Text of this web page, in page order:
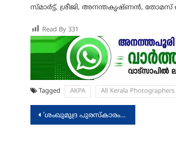
സ്മാർട്ട്, ശ്രീജി, അനന്തകൃഷ്ണൻ, തോമസ്
Read By 331
Tagged AKPA All Kerala Photographers
Post
‘ശംഖുമുദ്ര പുരസ്‌കാരം 2025’ പ്രഖ്യാപിച്ചു